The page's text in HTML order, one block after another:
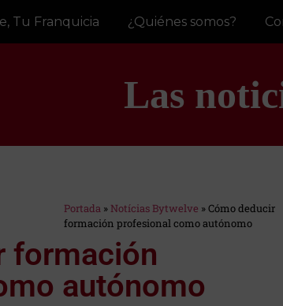
Tu Franquicia ¿Quiénes somos?
Las
Portada»Notícias Bytwelve »Cómo deducir
formación profesional como autónomo
formación
autónomo